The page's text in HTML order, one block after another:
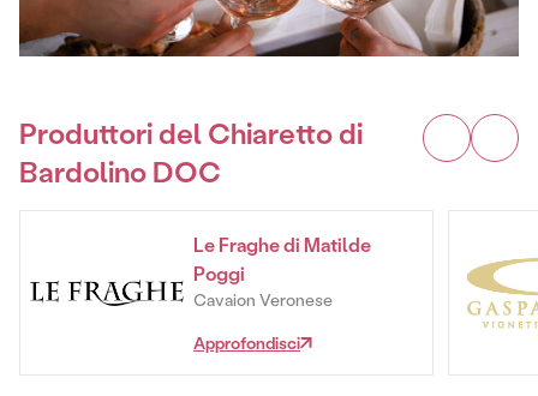
Produttori del Chiaretto di
Bardolino DOC
Le Fraghe di Matilde
Poggi
Cavaion Veronese
Approfondisci